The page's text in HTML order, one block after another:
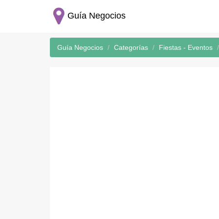
Guía Negocios
Guía Negocios Categorías Fiestas - Eventos